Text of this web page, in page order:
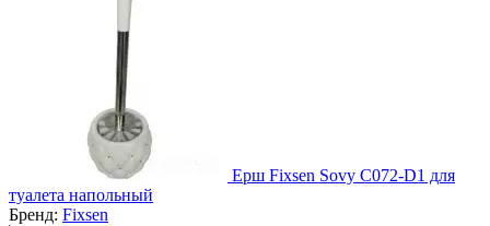
Ерш Fixsen Sovy C072-D1 для
туалета напольный
Бренд: Fixsen